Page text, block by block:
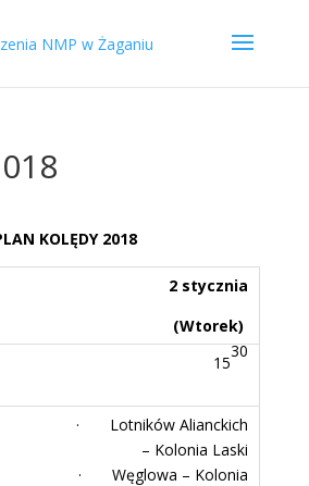
KOLĘDY 2018
2 stycznia
(Wtorek)
15
30
· Lotników Alianckich
– Kolonia Laski
· Węglowa – Kolonia